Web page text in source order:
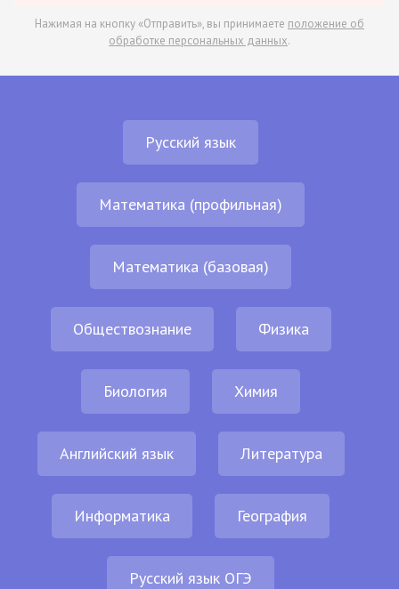
Нажимая на кнопку «Отправить», вы принимаете положение об
обработке персональных данных.
Русский язык
Математика (профильная)
Математика (базовая)
Обществознание Физика
Биология Химия
Английский язык Литература
Информатика География
Русский язык ОГЭ